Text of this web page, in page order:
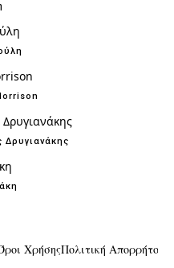
ΧρήσηςΠολιτική Απορρήτου